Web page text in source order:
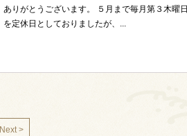
ありがとうございます。 ５月まで毎月第３木曜日
を定休日としておりましたが、...
Next >